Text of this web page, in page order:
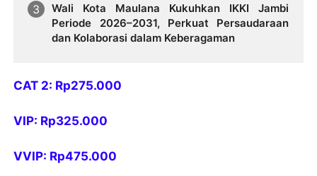
Wali Kota Maulana Kukuhkan IKKI Jambi
Periode 2026–2031, Perkuat Persaudaraan
dan Kolaborasi dalam Keberagaman
CAT 2: Rp275.000
VIP: Rp325.000
VVIP: Rp475.000